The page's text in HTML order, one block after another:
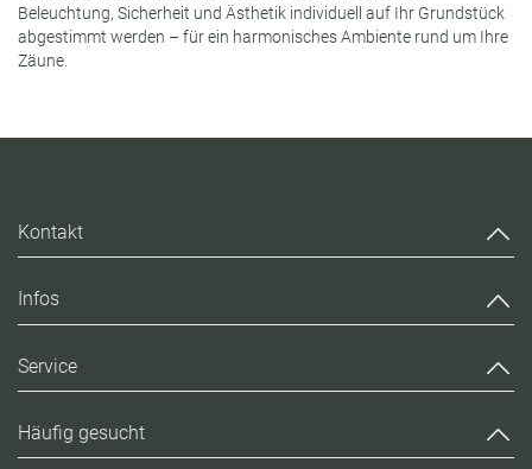
Beleuchtung, Sicherheit und Ästhetik individuell auf Ihr Grundstück
abgestimmt werden – für ein harmonisches Ambiente rund um Ihre
Zäune.
Kontakt
Infos
Service
Häufig gesucht